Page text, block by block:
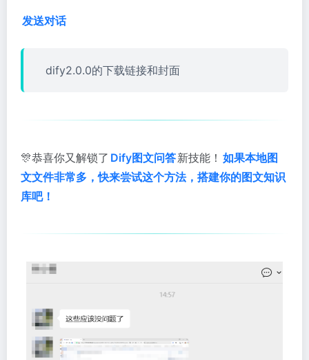
发送对话
dify2.0.0的下载链接和封面
🎊恭喜你又解锁了 Dify图文问答新技能！ 如果本地图
文文件非常多，快来尝试这个方法，搭建你的图文知识
库吧！